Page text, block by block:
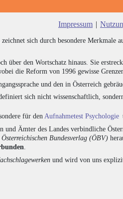
Impressum |
, zeichnet sich durch besondere Merkmale
über den Wortschatz hinaus. Sie
die Reform von 1996 gewisse
und den in Österreich
sich nicht wissenschaftlich,
für den Aufnahmetest Psychologie
Ämter des Landes verbindliche
Österreichischen Bundesverlag (ÖBV)
und wird von uns